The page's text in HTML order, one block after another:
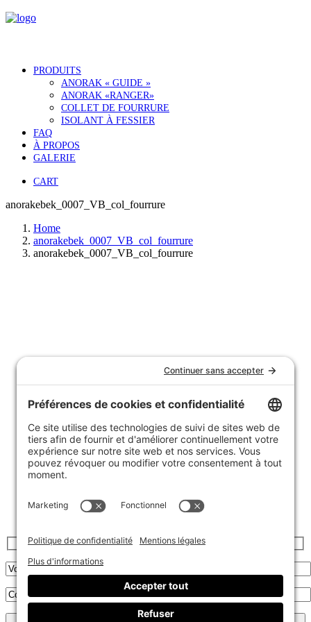
PRODUITS
ANORAK « GUIDE »
ANORAK «RANGER»
COLLET DE FOURRURE
ISOLANT À FESSIER
FAQ
À PROPOS
GALERIE
CART
anorakebek_0007_VB_col_fourrure
Home
anorakebek_0007_VB_col_fourrure
anorakebek_0007_VB_col_fourrure
FAQ
Achats de groupe
Politique de confidentialité
Inscrivez-vous à l’infolettre :